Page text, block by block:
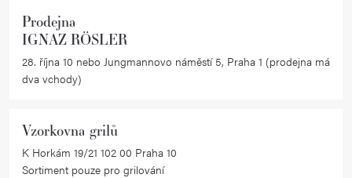
Prodejna
IGNAZ RÖSLER
28. října 10 nebo Jungmannovo náměstí 5, Praha 1 (prodejna má
dva vchody)
Vzorkovna grilů
K Horkám 19/21 102 00 Praha 10
Sortiment pouze pro grilování